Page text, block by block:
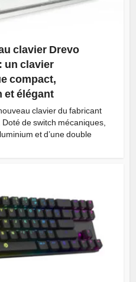
clavier Drevo
un clavier
compact,
et élégant
clavier du fabricant
de switch mécaniques,
et d’une double